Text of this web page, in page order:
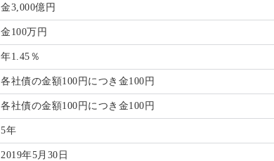
金3,000億円
金100万円
年1.45％
各社債の金額100円につき金100円
各社債の金額100円につき金100円
5年
2019年5月30日